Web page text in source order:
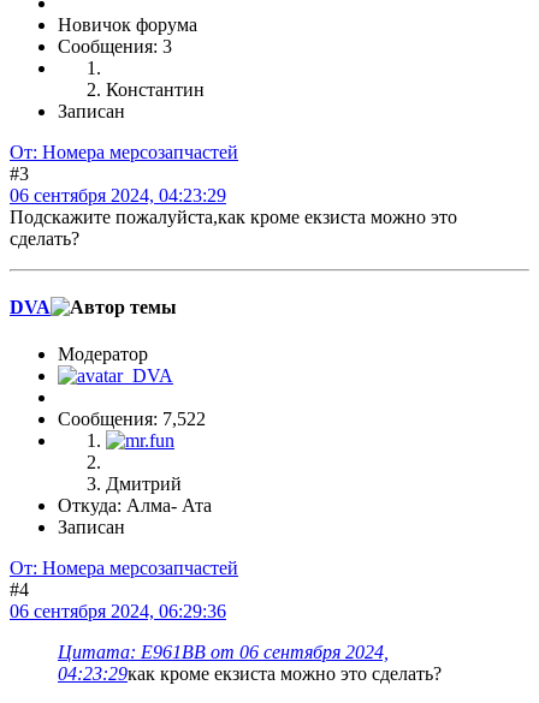
Новичок форума
Сообщения: 3
Константин
Записан
От: Номера мерсозапчастей
#3
06 сентября 2024, 04:23:29
Подскажите пожалуйста,как кроме екзиста можно это
сделать?
DVA
Модератор
Сообщения: 7,522
Дмитрий
Откуда: Алма- Ата
Записан
От: Номера мерсозапчастей
#4
06 сентября 2024, 06:29:36
Цитата: Е961ВВ от 06 сентября 2024,
04:23:29как кроме екзиста можно это сделать?